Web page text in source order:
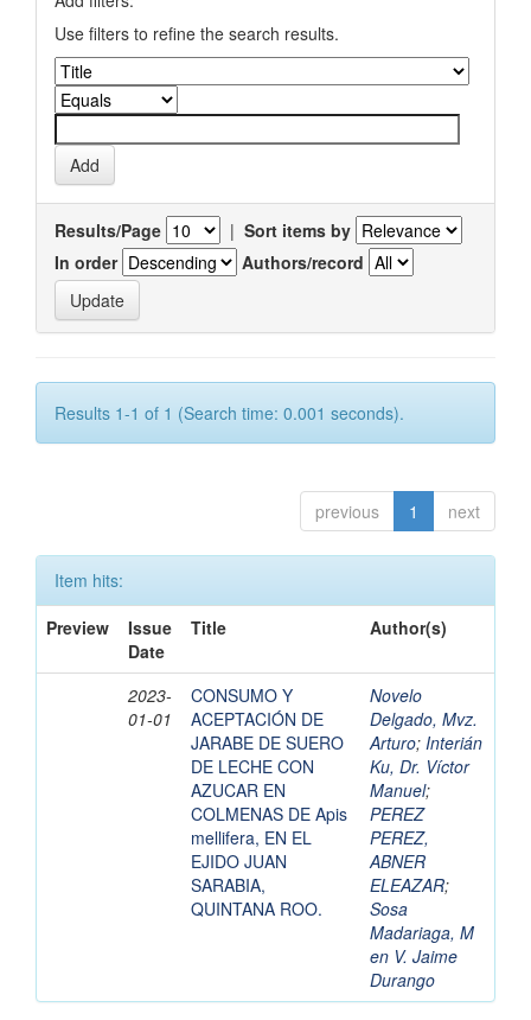
Use filters to refine the search results.
Results/Page | Sort items by
In order
Authors/record
Results 1-1 of 1 (Search time: 0.001 seconds).
previous 1 next
Item hits:
Preview
Issue
Date
Title Author(s)
2023-
01-01
CONSUMO Y
ACEPTACIÓN DE
JARABE DE SUERO
DE LECHE CON
AZUCAR EN
COLMENAS DE Apis
mellifera, EN EL
EJIDO JUAN
SARABIA,
QUINTANA ROO.
Novelo
Delgado, Mvz.
Arturo; Interián
Ku, Dr. Víctor
Manuel;
PEREZ
PEREZ,
ABNER
ELEAZAR;
Sosa
Madariaga, M
en V. Jaime
Durango